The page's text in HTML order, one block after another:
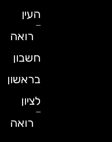
רואה
חשבון
בראשון
רואה